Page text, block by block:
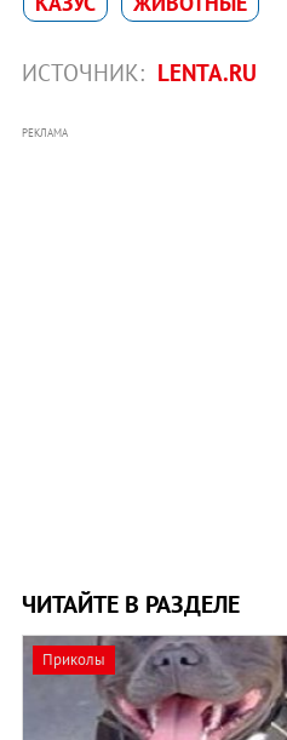
ИСТОЧНИК: LENTA.RU
РЕКЛАМА
ЧИТАЙТЕ В РАЗДЕЛЕ
Приколы